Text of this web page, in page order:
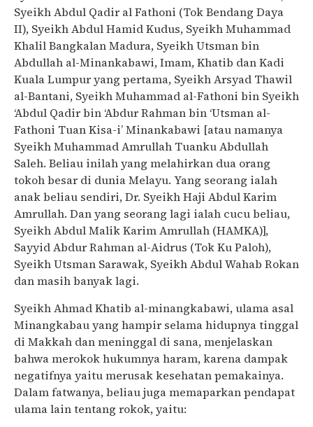
Syeikh Abdul Qadir al Fathoni (Tok Bendang Daya
II), Syeikh Abdul Hamid Kudus, Syeikh Muhammad
Khalil Bangkalan Madura, Syeikh Utsman bin
Abdullah al-Minankabawi, Imam, Khatib dan Kadi
Kuala Lumpur yang pertama, Syeikh Arsyad Thawil
al-Bantani, Syeikh Muhammad al-Fathoni bin Syeikh
‘Abdul Qadir bin ‘Abdur Rahman bin ‘Utsman al-
Fathoni Tuan Kisa-i’ Minankabawi [atau namanya
Syeikh Muhammad Amrullah Tuanku Abdullah
Saleh. Beliau inilah yang melahirkan dua orang
tokoh besar di dunia Melayu. Yang seorang ialah
anak beliau sendiri, Dr. Syeikh Haji Abdul Karim
Amrullah. Dan yang seorang lagi ialah cucu beliau,
Syeikh Abdul Malik Karim Amrullah (HAMKA)],
Sayyid Abdur Rahman al-Aidrus (Tok Ku Paloh),
Syeikh Utsman Sarawak, Syeikh Abdul Wahab Rokan
dan masih banyak lagi.
Syeikh Ahmad Khatib al-minangkabawi, ulama asal
Minangkabau yang hampir selama hidupnya tinggal
di Makkah dan meninggal di sana, menjelaskan
bahwa merokok hukumnya haram, karena dampak
negatifnya yaitu merusak kesehatan pemakainya.
Dalam fatwanya, beliau juga memaparkan pendapat
ulama lain tentang rokok, yaitu: